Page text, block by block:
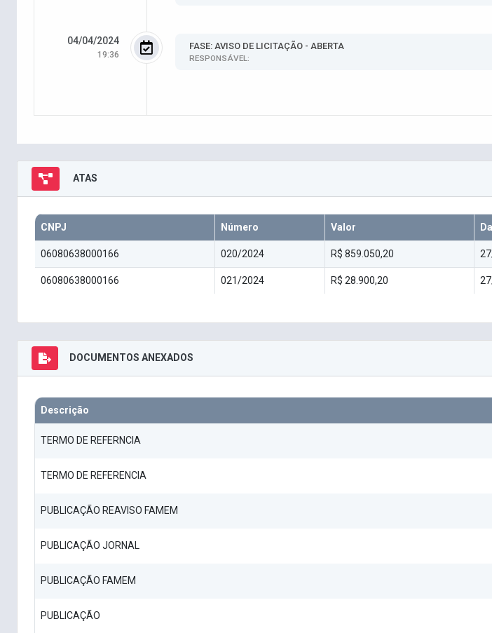
04/04/2024
19:36
FASE: AVISO DE LICITAÇÃO - ABERTA
RESPONSÁVEL:
ATAS
CNPJ Número Valor
06080638000166 020/2024 R$ 859.050,20
06080638000166 021/2024 R$ 28.900,20
DOCUMENTOS ANEXADOS
Descrição
TERMO DE REFERNCIA
TERMO DE REFERENCIA
PUBLICAÇÃO REAVISO FAMEM
PUBLICAÇÃO JORNAL
PUBLICAÇÃO FAMEM
PUBLICAÇÃO